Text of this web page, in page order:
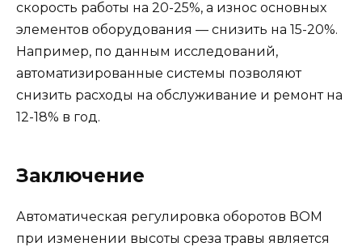
скорость работы на 20-25%, а износ основных
элементов оборудования — снизить на 15-20%.
Например, по данным исследований,
автоматизированные системы позволяют
снизить расходы на обслуживание и ремонт на
12-18% в год.
Заключение
Автоматическая регулировка оборотов ВОМ
при изменении высоты среза травы является